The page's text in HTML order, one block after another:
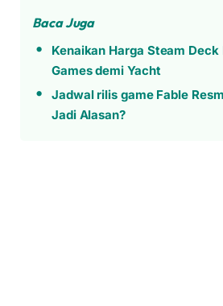
Baca Juga
Kenaikan Harga Steam Deck
Games demi Yacht
Jadwal rilis game Fable
Jadi Alasan?